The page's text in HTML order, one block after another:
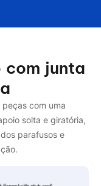
junta
com uma
solta e giratória,
parafusos e